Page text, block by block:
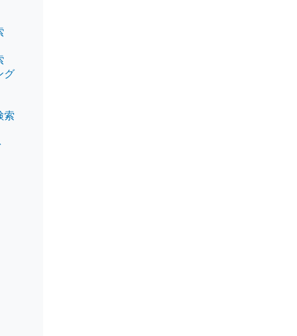
グ
索